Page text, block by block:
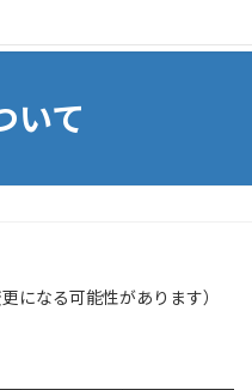
いて
になる可能性があります）